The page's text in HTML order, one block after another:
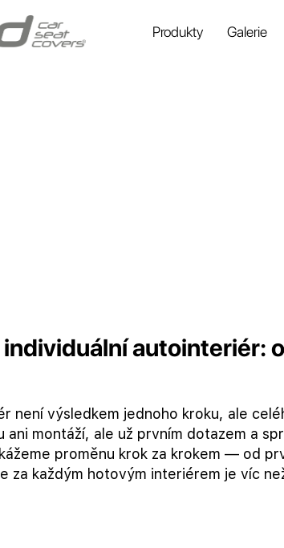
Produkty Galerie
autointeriér:
není výsledkem jednoho kroku, ale
ani montáží, ale už prvním dotazem a
proměnu krok za krokem — od
za každým hotovým interiérem je víc